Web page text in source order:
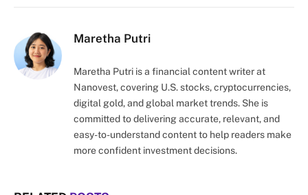
Maretha Putri
Maretha Putri is a financial content writer at
Nanovest, covering U.S. stocks, cryptocurrencies,
digital gold, and global market trends. She is
committed to delivering accurate, relevant, and
easy-to-understand content to help readers make
more confident investment decisions.